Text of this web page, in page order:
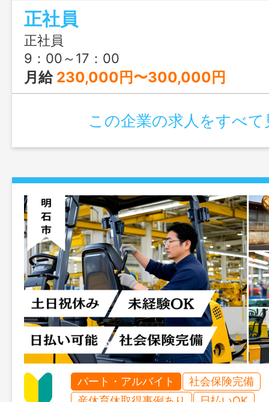
正社員
正社員
9：00～17：00
月給 230,000円〜300,000円
この企業の求人をすべて
パート・アルバイト
社会保険完備